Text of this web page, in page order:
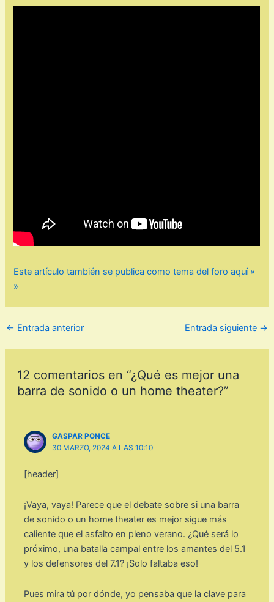
Este artículo también se publica como tema del foro aquí »
»
← Entrada anterior Entrada siguiente →
12 comentarios en “¿Qué es mejor una
barra de sonido o un home theater?”
GASPAR PONCE
30 MARZO, 2024 A LAS 10:10
[header]
¡Vaya, vaya! Parece que el debate sobre si una barra
de sonido o un home theater es mejor sigue más
caliente que el asfalto en pleno verano. ¿Qué será lo
próximo, una batalla campal entre los amantes del 5.1
y los defensores del 7.1? ¡Solo faltaba eso!
Pues mira tú por dónde, yo pensaba que la clave para